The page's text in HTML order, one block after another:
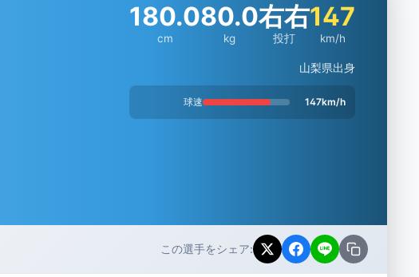
180.0
cm
80.0
kg
右右
投打
147
km/h
山梨県出身
球速 147km/h
この選手をシェア: